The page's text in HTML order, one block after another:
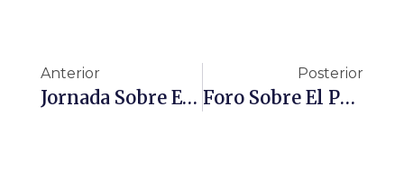
Anterior
Jornada Sobre El Anteproyecto De Ley Para La Gestión Ambiental De Andalucía
Posterior
Foro Sobre El Presente Y Futuro De Los Espacios Productivos En Andalucía